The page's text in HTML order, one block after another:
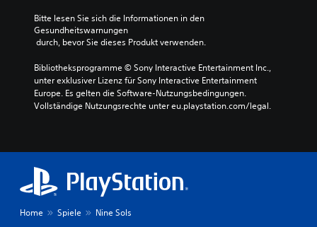
Bitte lesen Sie sich die Informationen in den
Gesundheitswarnungen
durch, bevor Sie dieses Produkt verwenden.
Bibliotheksprogramme © Sony Interactive Entertainment Inc.,
unter exklusiver Lizenz für Sony Interactive Entertainment
Europe. Es gelten die Software-Nutzungsbedingungen.
Vollständige Nutzungsrechte unter eu.playstation.com/legal.
Home Spiele Nine Sols